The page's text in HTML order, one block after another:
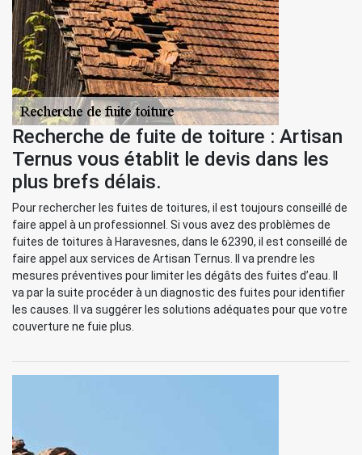
Recherche de fuite de toiture : Artisan
Ternus vous établit le devis dans les
plus brefs délais.
Pour rechercher les fuites de toitures, il est toujours conseillé de
faire appel à un professionnel. Si vous avez des problèmes de
fuites de toitures à Haravesnes, dans le 62390, il est conseillé de
faire appel aux services de Artisan Ternus. Il va prendre les
mesures préventives pour limiter les dégâts des fuites d’eau. Il
va par la suite procéder à un diagnostic des fuites pour identifier
les causes. Il va suggérer les solutions adéquates pour que votre
couverture ne fuie plus.